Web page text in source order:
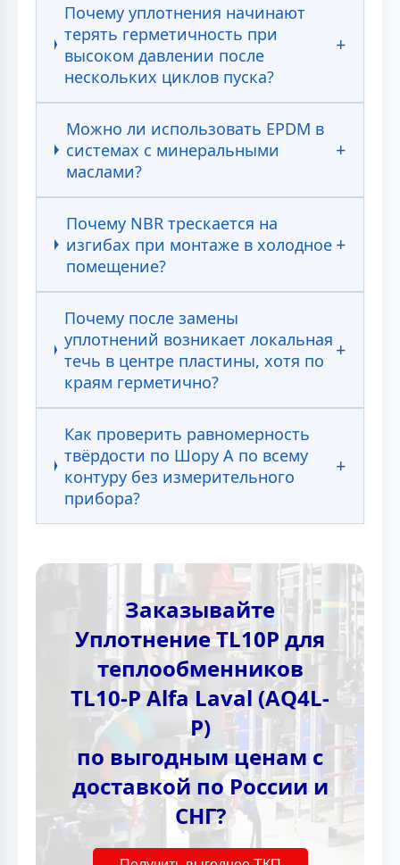
Почему уплотнения начинают
терять герметичность при
высоком давлении после
нескольких циклов пуска?
Можно ли использовать EPDM в
системах с минеральными
маслами?
Почему NBR трескается на
изгибах при монтаже в холодное
помещение?
Почему после замены
уплотнений возникает локальная
течь в центре пластины, хотя по
краям герметично?
Как проверить равномерность
твёрдости по Шору А по всему
контуру без измерительного
прибора?
Заказывайте
Уплотнение TL10P для
теплообменников
TL10-P Alfa Laval (AQ4L-
P)
по выгодным ценам с
доставкой по России и
СНГ?